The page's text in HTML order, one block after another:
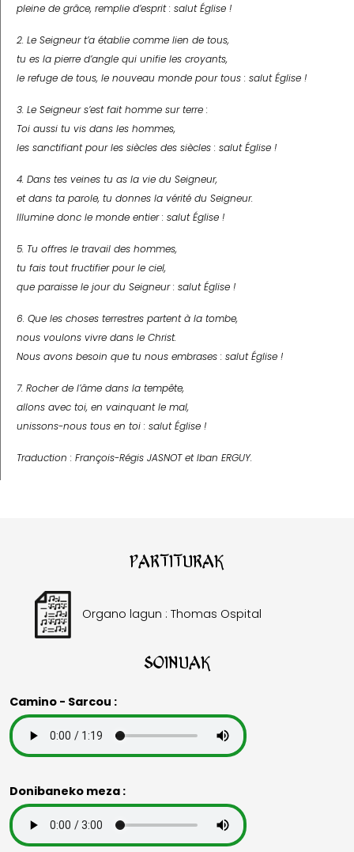
pleine de grâce, remplie d’esprit : salut Église !
2. Le Seigneur t’a établie comme lien de tous,
tu es la pierre d’angle qui unifie les croyants,
le refuge de tous, le nouveau monde pour tous : salut Église !
3. Le Seigneur s’est fait homme sur terre :
Toi aussi tu vis dans les hommes,
les sanctifiant pour les siècles des siècles : salut Église !
4. Dans tes veines tu as la vie du Seigneur,
et dans ta parole, tu donnes la vérité du Seigneur.
Illumine donc le monde entier : salut Église !
5. Tu offres le travail des hommes,
tu fais tout fructifier pour le ciel,
que paraisse le jour du Seigneur : salut Église !
6. Que les choses terrestres partent à la tombe,
nous voulons vivre dans le Christ.
Nous avons besoin que tu nous embrases : salut Église !
7. Rocher de l’âme dans la tempête,
allons avec toi, en vainquant le mal,
unissons-nous tous en toi : salut Église !
Traduction : François-Régis JASNOTet Iban ERGUY.
Partiturak
Organo lagun : Thomas Ospital
Soinuak
Camino - Sarcou :
Donibaneko meza :